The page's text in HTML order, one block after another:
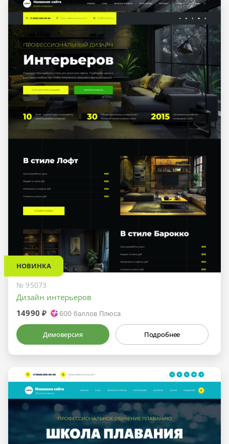
НОВИНКА
№ 95073
Дизайн интерьеров
14990 ₽
600 баллов Плюса
Демоверсия Подробнее